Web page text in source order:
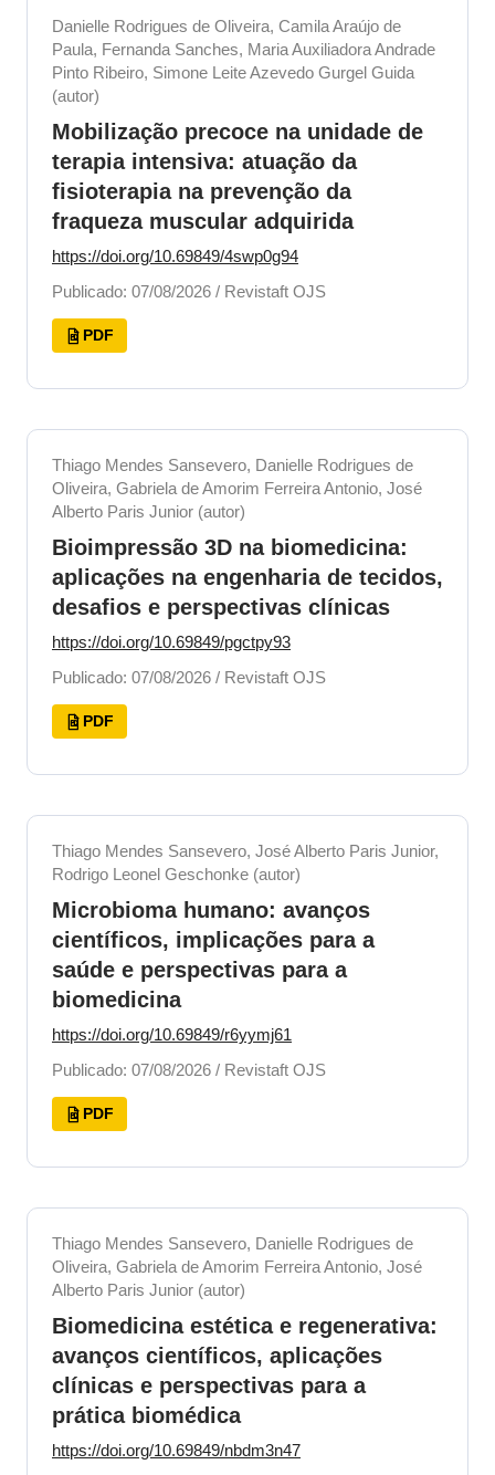
Danielle Rodrigues de Oliveira, Camila Araújo de
Paula, Fernanda Sanches, Maria Auxiliadora Andrade
Pinto Ribeiro, Simone Leite Azevedo Gurgel Guida
(autor)
Mobilização precoce na unidade de
terapia intensiva: atuação da
fisioterapia na prevenção da
fraqueza muscular adquirida
https://doi.org/10.69849/4swp0g94
Publicado: 07/08/2026 / Revistaft OJS
PDF
Thiago Mendes Sansevero, Danielle Rodrigues de
Oliveira, Gabriela de Amorim Ferreira Antonio, José
Alberto Paris Junior (autor)
Bioimpressão 3D na biomedicina:
aplicações na engenharia de tecidos,
desafios e perspectivas clínicas
https://doi.org/10.69849/pgctpy93
Publicado: 07/08/2026 / Revistaft OJS
PDF
Thiago Mendes Sansevero, José Alberto Paris Junior,
Rodrigo Leonel Geschonke (autor)
Microbioma humano: avanços
científicos, implicações para a
saúde e perspectivas para a
biomedicina
https://doi.org/10.69849/r6yymj61
Publicado: 07/08/2026 / Revistaft OJS
PDF
Thiago Mendes Sansevero, Danielle Rodrigues de
Oliveira, Gabriela de Amorim Ferreira Antonio, José
Alberto Paris Junior (autor)
Biomedicina estética e regenerativa:
avanços científicos, aplicações
clínicas e perspectivas para a
prática biomédica
https://doi.org/10.69849/nbdm3n47